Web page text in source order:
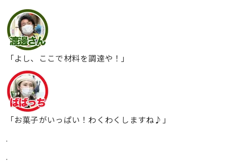
「よし、ここで材料を調達や！」
「お菓子がいっぱい！わくわくしますね♪」
.
.